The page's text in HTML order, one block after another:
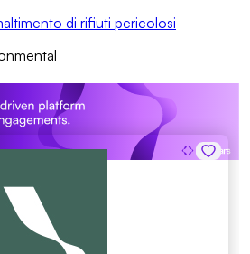
di rifiuti pericolosi